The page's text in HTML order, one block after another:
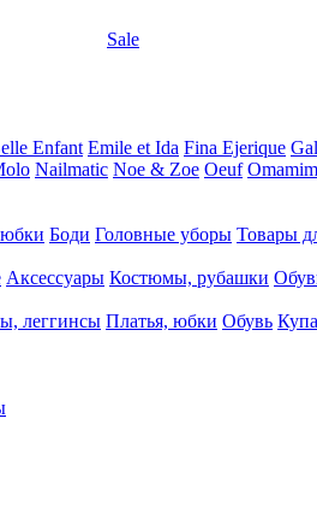
Sale
Enfant Emile et Ida Fina Ejerique
Nailmatic Noe & Zoe Oeuf
Боди Головные уборы Товары
Аксессуары Костюмы, рубашки
леггинсы Платья, юбки Обувь